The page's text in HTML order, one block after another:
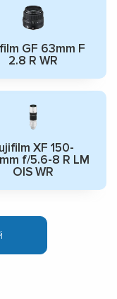
GF 63mm F
2.8 R WR
XF 150-
f/5.6-8 R LM
OIS WR